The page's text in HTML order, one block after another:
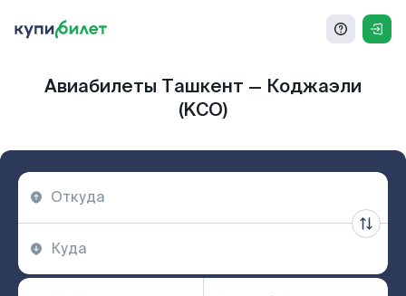
Авиабилеты Ташкент — Коджаэли
(KCO)